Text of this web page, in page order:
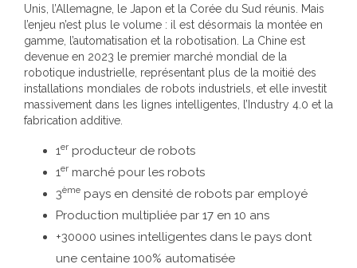
Unis, l’Allemagne, le Japon et la Corée du Sud réunis. Mais
l’enjeu n’est plus le volume : il est désormais la montée en
gamme, l’automatisation et la robotisation. La Chine est
devenue en 2023 le premier marché mondial de la
robotique industrielle, représentant plus de la moitié des
installations mondiales de robots industriels, et elle investit
massivement dans les lignes intelligentes, l’Industry 4.0 et la
fabrication additive.
1er producteur de robots
1er marché pour les robots
3ème pays en densité de robots par employé
Production multipliée par 17 en 10 ans
+30000 usines intelligentes dans le pays dont
une centaine 100% automatisée